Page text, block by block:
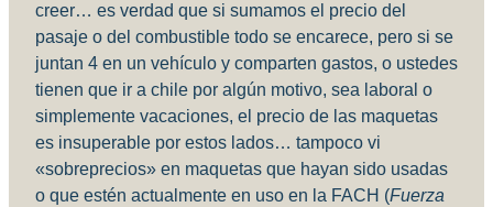
creer… es verdad que si sumamos el precio del
pasaje o del combustible todo se encarece, pero si se
juntan 4 en un vehículo y comparten gastos, o ustedes
tienen que ir a chile por algún motivo, sea laboral o
simplemente vacaciones, el precio de las maquetas
es insuperable por estos lados… tampoco vi
«sobreprecios» en maquetas que hayan sido usadas
o que estén actualmente en uso en la FACH (Fuerza